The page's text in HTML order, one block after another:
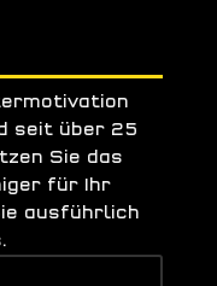
seit über 25
Sie das
für Ihr
ausführlich